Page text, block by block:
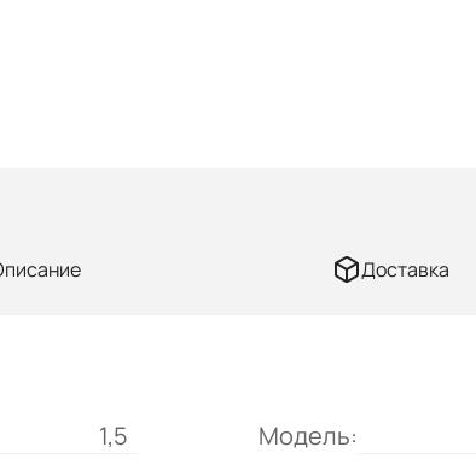
Доставка
1,5 Модель: